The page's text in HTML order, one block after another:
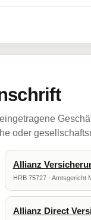
oder
Allianz
HRB 75727 · Amtsgericht
Allianz Direct